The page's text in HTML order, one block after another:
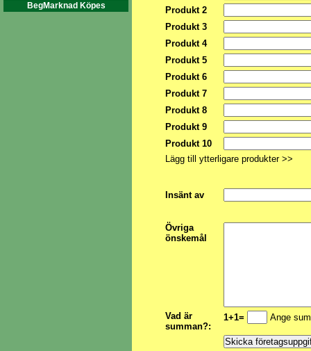
BegMarknad Köpes
Produkt 2
Produkt 3
Produkt 4
Produkt 5
Produkt 6
Produkt 7
Produkt 8
Produkt 9
Produkt 10
Lägg till ytterligare produkter >>
Insänt av
Övriga
önskemål
Vad är
summan?:
1+1= Ange